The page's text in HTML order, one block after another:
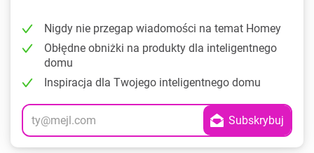
Nigdy nie przegap wiadomości na temat Homey
Obłędne obniżki na produkty dla inteligentnego
domu
Inspiracja dla Twojego inteligentnego domu